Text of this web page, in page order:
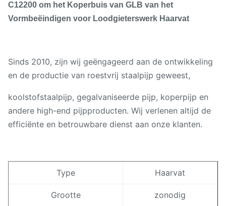
C12200 om het Koperbuis van GLB van het
Vormbeëindigen voor Loodgieterswerk Haarvat
Sinds 2010, zijn wij geëngageerd aan de ontwikkeling
en de productie van roestvrij staalpijp geweest,
koolstofstaalpijp, gegalvaniseerde pijp, koperpijp en
andere high-end pijpproducten. Wij verlenen altijd de
efficiënte en betrouwbare dienst aan onze klanten.
Type Haarvat
Grootte zonodig